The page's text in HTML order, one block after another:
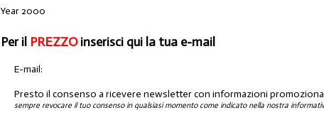
Year 2000
Per il PREZZOinserisci qui la tua e-mail
E-mail:
Presto il consenso a ricevere newsletter con informazioni
sempre revocare il tuo consenso in qualsiasi momento come indicato nella nostra